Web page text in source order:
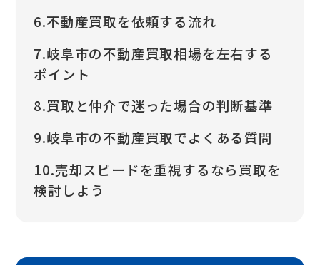
6.不動産買取を依頼する流れ
7.岐阜市の不動産買取相場を左右する
ポイント
8.買取と仲介で迷った場合の判断基準
9.岐阜市の不動産買取でよくある質問
10.売却スピードを重視するなら買取を
検討しよう